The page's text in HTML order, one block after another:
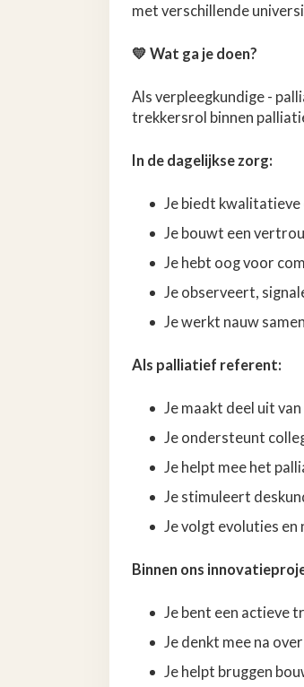
met verschillende
💛 Wat ga je doen?
Als verpleegkundige -
trekkersrol binnen
In de dagelijkse zorg:
Je biedt kwalitatieve
Je bouwt een
Je hebt oog voor
Je observeert,
Je werkt nauw
Als palliatief referent:
Je maakt deel uit
Je ondersteunt
Je helpt mee het
Je stimuleert
Je volgt evoluties en
Binnen ons
Je bent een actieve
Je denkt mee na
Je helpt bruggen